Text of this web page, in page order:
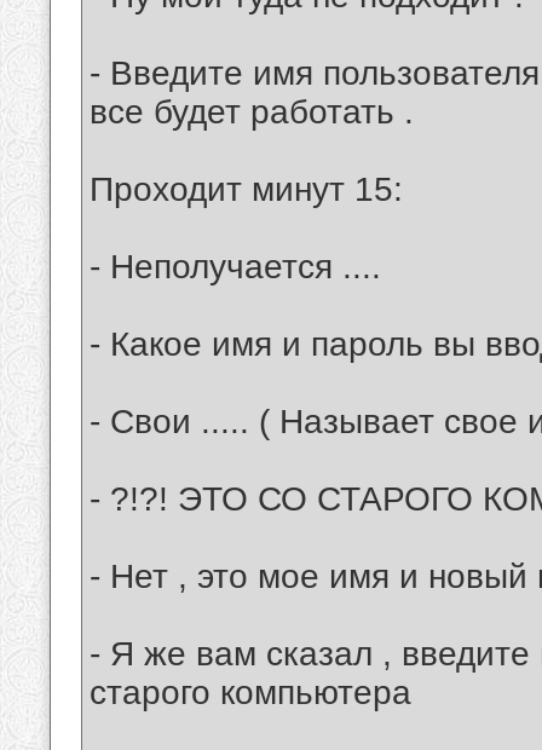
- Введите имя
все будет работать .
Проходит минут 15:
- Неполучается ....
- Какое имя и пароль вы
- Свои ..... ( Называет свое
- ?!?! ЭТО СО СТАРОГО
- Нет , это мое имя и новый
- Я же вам сказал ,
старого компьютера